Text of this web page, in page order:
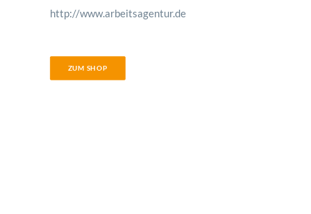
http://www.arbeitsagentur.de
ZUM SHOP